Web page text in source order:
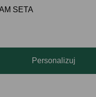
SETA
Personalizuj